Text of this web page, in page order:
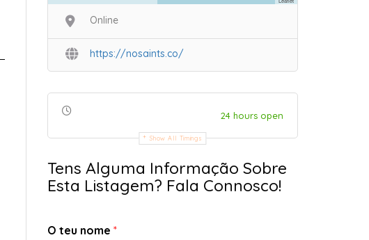
Online
https://nosaints.co/
24 hours open
Show All Timings
Tens Alguma Informação Sobre
Esta Listagem? Fala Connosco!
O teu nome *